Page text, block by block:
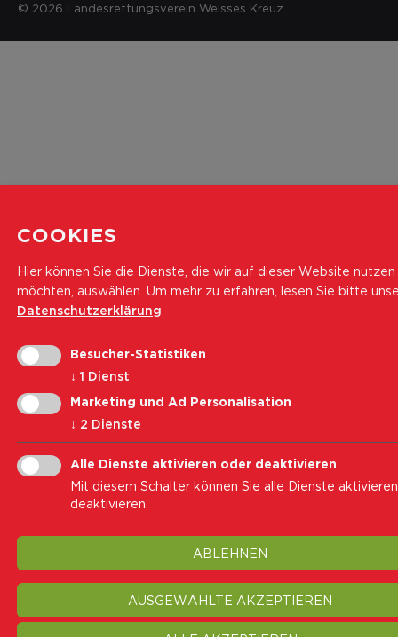
© 2026 Landesrettungsverein Weisses Kreuz
COOKIES
Hier können Sie die Dienste, die wir auf dieser Website nutzen
möchten, auswählen. Um mehr zu erfahren, lesen Sie bitte
Datenschutzerklärung
Besucher-Statistiken
↓ 1 Dienst
Marketing und Ad Personalisation
↓ 2 Dienste
Alle Dienste aktivieren oder deaktivieren
Mit diesem Schalter können Sie alle Dienste
deaktivieren.
ABLEHNEN
AUSGEWÄHLTE AKZEPTIEREN